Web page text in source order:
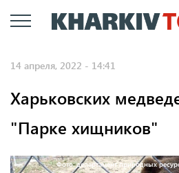
к
14 апреля, 2022 - 14:41
Харьковских
"Парке хищников"
Фото: департамент природных